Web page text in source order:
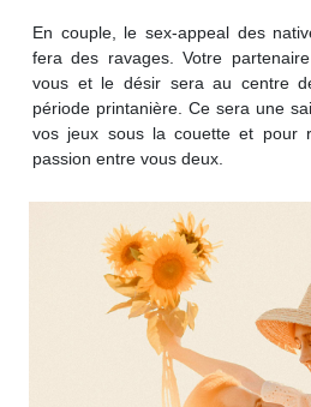
En couple, le sex-appeal des
fera des ravages. Votre
vous et le désir sera au centre
période printanière. Ce sera une
vos jeux sous la couette et pour
passion entre vous deux.